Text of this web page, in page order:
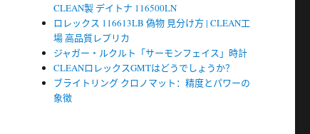
CLEAN製 デイトナ 116500LN
ロレックス 116613LB 偽物 見分け方 | CLEAN工
場 高品質レプリカ
ジャガー・ルクルト「サーモンフェイス」時計
CLEANロレックスGMTはどうでしょうか？
ブライトリング クロノマット：精度とパワーの
象徴